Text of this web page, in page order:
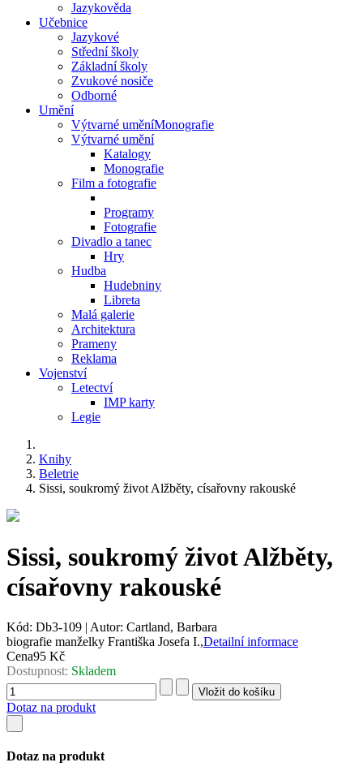
Jazykověda
Učebnice
Jazykové
Střední školy
Základní školy
Zvukové nosiče
Odborné
Umění
Výtvarné uměníMonografie
Výtvarné umění
Katalogy
Monografie
Film a fotografie
Programy
Fotografie
Divadlo a tanec
Hry
Hudba
Hudebniny
Libreta
Malá galerie
Architektura
Prameny
Reklama
Vojenství
Letectví
IMP karty
Legie
Knihy
Beletrie
Sissi, soukromý život Alžběty, císařovny rakouské
Sissi, soukromý život Alžběty,
císařovny rakouské
Kód: Db3-109 | Autor: Cartland, Barbara
biografie manželky Františka Josefa I.,Detailní informace
Cena95 Kč
Dostupnost: Skladem
Dotaz na produkt
Dotaz na produkt